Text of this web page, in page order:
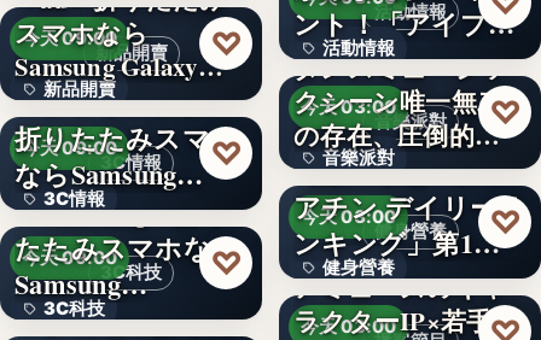
文字
新品開賣
今天 09:00
新品開賣
4.1
スマホなら
Samsung Galaxy…
♡
3C情報
今天 09:00
3C情報
文字
＜ソフトバンク＞
折りたたみスマホ
ならSamsung…
♡
3C科技
今天 09:00
3C科技
＜Samsung＞折り
たたみスマホなら
Samsung…
♡
＜ドコモ＞折りた
活動情報
活動情報
文字
ント！「アイプリ
ワールド…
音樂派對
今天 03:00
音樂派對
5
ダンスミュージッ
クシーン唯一無二
の存在、圧倒的な
カリスマ…
♡
健身營養
今天 03:00
健身營養
文字
【楽天市場「クレ
アチン デイリーラ
ンキング」第1位
獲得(…
♡
今天 03:00
アミューズのキャ
ラクターIP×若手ア
♡